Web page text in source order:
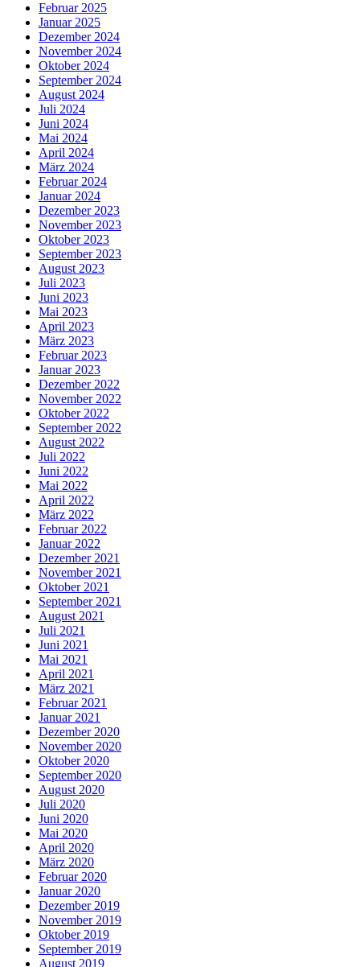
Februar 2025
Januar 2025
Dezember 2024
November 2024
Oktober 2024
September 2024
August 2024
Juli 2024
Juni 2024
Mai 2024
April 2024
März 2024
Februar 2024
Januar 2024
Dezember 2023
November 2023
Oktober 2023
September 2023
August 2023
Juli 2023
Juni 2023
Mai 2023
April 2023
März 2023
Februar 2023
Januar 2023
Dezember 2022
November 2022
Oktober 2022
September 2022
August 2022
Juli 2022
Juni 2022
Mai 2022
April 2022
März 2022
Februar 2022
Januar 2022
Dezember 2021
November 2021
Oktober 2021
September 2021
August 2021
Juli 2021
Juni 2021
Mai 2021
April 2021
März 2021
Februar 2021
Januar 2021
Dezember 2020
November 2020
Oktober 2020
September 2020
August 2020
Juli 2020
Juni 2020
Mai 2020
April 2020
März 2020
Februar 2020
Januar 2020
Dezember 2019
November 2019
Oktober 2019
September 2019
August 2019